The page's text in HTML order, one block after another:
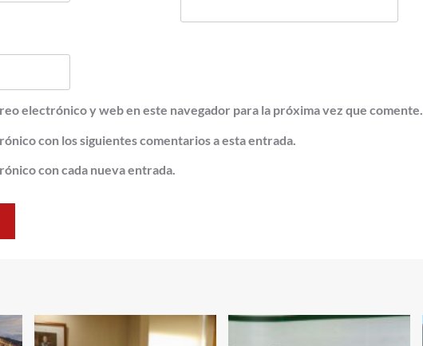
electrónico y web en este navegador para la próxima vez que comente.
con los siguientes comentarios a esta entrada.
con cada nueva entrada.